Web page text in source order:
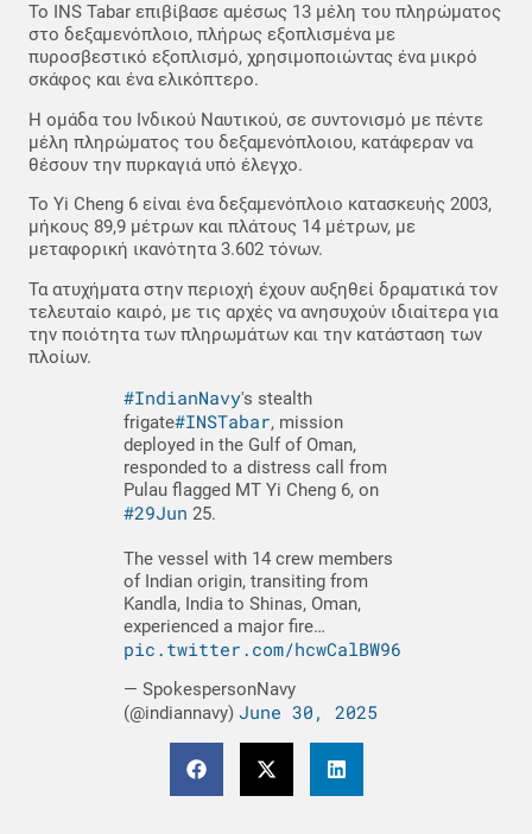
Το INS Tabar επιβίβασε αμέσως 13 μέλη του πληρώματος
στο δεξαμενόπλοιο, πλήρως εξοπλισμένα με
πυροσβεστικό εξοπλισμό, χρησιμοποιώντας ένα μικρό
σκάφος και ένα ελικόπτερο.
Η ομάδα του Ινδικού Ναυτικού, σε συντονισμό με πέντε
μέλη πληρώματος του δεξαμενόπλοιου, κατάφεραν να
θέσουν την πυρκαγιά υπό έλεγχο.
Το Yi Cheng 6 είναι ένα δεξαμενόπλοιο κατασκευής 2003,
μήκους 89,9 μέτρων και πλάτους 14 μέτρων, με
μεταφορική ικανότητα 3.602 τόνων.
Τα ατυχήματα στην περιοχή έχουν αυξηθεί δραματικά τον
τελευταίο καιρό, με τις αρχές να ανησυχούν ιδιαίτερα για
την ποιότητα των πληρωμάτων και την κατάσταση των
πλοίων.
#IndianNavy's stealth
frigate#INSTabar, mission
deployed in the Gulf of Oman,
responded to a distress call from
Pulau flagged MT Yi Cheng 6, on
#29Jun 25.
The vessel with 14 crew members
of Indian origin, transiting from
Kandla, India to Shinas, Oman,
experienced a major fire…
pic.twitter.com/hcwCalBW96
— SpokespersonNavy
(@indiannavy) June 30, 2025